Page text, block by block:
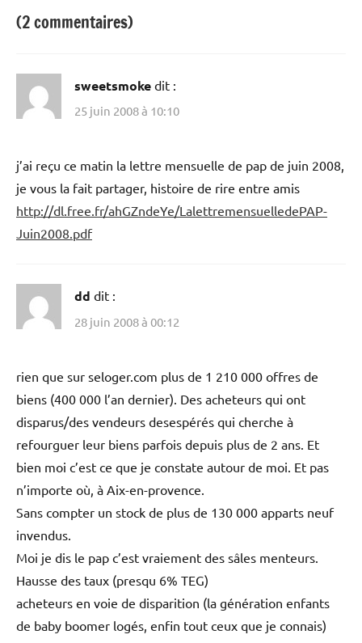
(2 commentaires)
sweetsmoke dit :
25 juin 2008 à 10:10
j’ai reçu ce matin la lettre mensuelle de pap de juin 2008,
je vous la fait partager, histoire de rire entre amis
http://dl.free.fr/ahGZndeYe/LalettremensuelledePAP-
Juin2008.pdf
dd dit :
28 juin 2008 à 00:12
rien que sur seloger.com plus de 1 210 000 offres de
biens (400 000 l’an dernier). Des acheteurs qui ont
disparus/des vendeurs desespérés qui cherche à
refourguer leur biens parfois depuis plus de 2 ans. Et
bien moi c’est ce que je constate autour de moi. Et pas
n’importe où, à Aix-en-provence.
Sans compter un stock de plus de 130 000 apparts neuf
invendus.
Moi je dis le pap c’est vraiement des sâles menteurs.
Hausse des taux (presqu 6% TEG)
acheteurs en voie de disparition (la génération enfants
de baby boomer logés, enfin tout ceux que je connais)